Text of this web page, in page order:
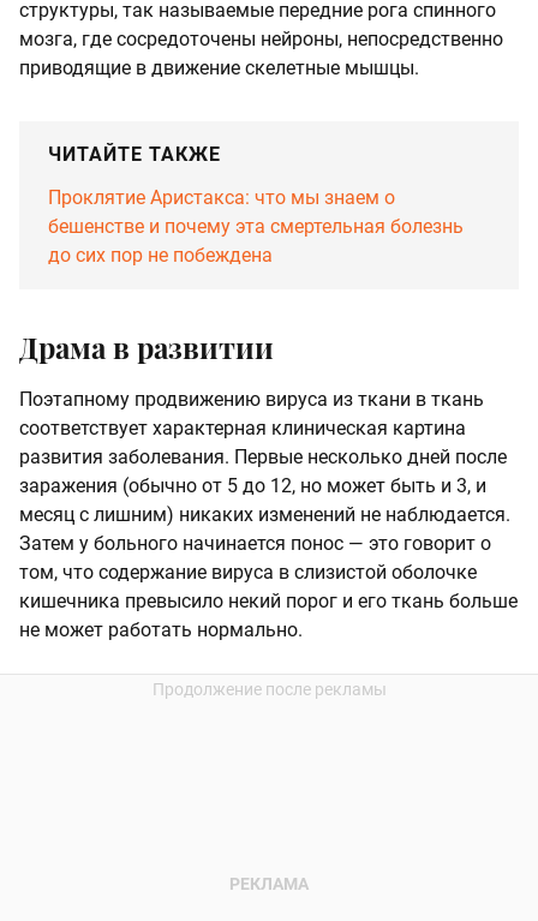
структуры, так называемые передние рога спинного
мозга, где сосредоточены нейроны, непосредственно
приводящие в движение скелетные мышцы.
ЧИТАЙТЕ ТАКЖЕ
Проклятие Аристакса: что мы знаем о
бешенстве и почему эта смертельная болезнь
до сих пор не побеждена
Драма в развитии
Поэтапному продвижению вируса из ткани в ткань
соответствует характерная клиническая картина
развития заболевания. Первые несколько дней после
заражения (обычно от 5 до 12, но может быть и 3, и
месяц с лишним) никаких изменений не наблюдается.
Затем у больного начинается понос — это говорит о
том, что содержание вируса в слизистой оболочке
кишечника превысило некий порог и его ткань больше
не может работать нормально.